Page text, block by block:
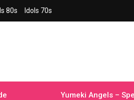
80s Idols 70s
Yumeki Angels –